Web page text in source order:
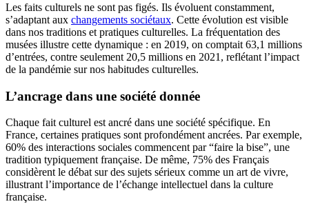
Les faits culturels ne sont pas figés. Ils évoluent constamment,
s’adaptant aux changements sociétaux. Cette évolution est visible
dans nos traditions et pratiques culturelles. La fréquentation des
musées illustre cette dynamique : en 2019, on comptait 63,1 millions
d’entrées, contre seulement 20,5 millions en 2021, reflétant l’impact
de la pandémie sur nos habitudes culturelles.
L’ancrage dans une société donnée
Chaque fait culturel est ancré dans une société spécifique. En
France, certaines pratiques sont profondément ancrées. Par exemple,
60% des interactions sociales commencent par “faire la bise”, une
tradition typiquement française. De même, 75% des Français
considèrent le débat sur des sujets sérieux comme un art de vivre,
illustrant l’importance de l’échange intellectuel dans la culture
française.